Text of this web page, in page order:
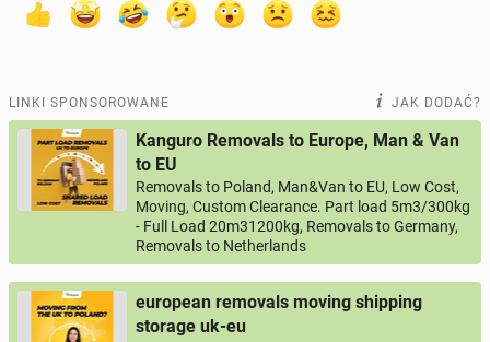
LINKI SPONSOROWANE JAK DODAĆ?
Kanguro Removals to Europe, Man & Van
to EU
Removals to Poland, Man&Van to EU, Low Cost,
Moving, Custom Clearance. Part load 5m3/300kg
- Full Load 20m31200kg, Removals to Germany,
Removals to Netherlands
european removals moving shipping
storage uk-eu